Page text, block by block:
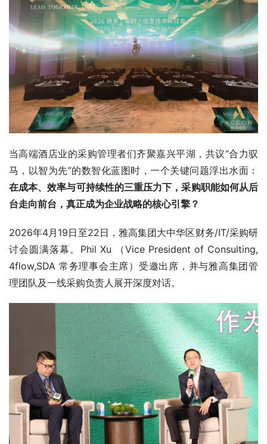
当高端酒店业的采购管理者们齐聚嘉兴平湖，共议“合力驭
马，以智为先”的数智化蓝图时，一个关键问题浮出水面：
在成本、效率与可持续性的三重压力下，采购职能如何从后
台走向前台，真正成为企业战略的核心引擎？
2026年4月19日至22日，雅高集团大中华区财务/IT/采购研
讨会圆满落幕。Phil Xu （Vice President of Consulting,
4flow,SDA 常务理事会主席）受邀出席，并与雅高集团管
理团队及一线采购负责人展开深度对话。